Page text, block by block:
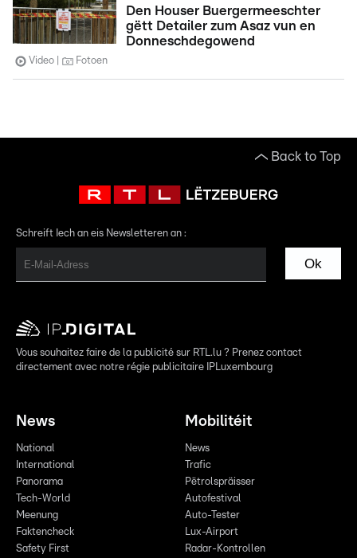
Den Houser Buergermeeschter
gëtt Detailer zum Asaz vun en
Donneschdegowend
Video Fotoen
Back to Top
Schreift Iech an eis Newsletteren an :
Ok
Vous souhaitez faire de la publicité sur RTL.lu ? Prenez contact
directement avec notre régie publicitaire IPLuxembourg
News
National
International
Panorama
Tech-World
Meenung
Faktencheck
Safety First
Mobilitéit
News
Trafic
Pëtrolspräisser
Autofestival
Auto-Tester
Lux-Airport
Radar-Kontrollen